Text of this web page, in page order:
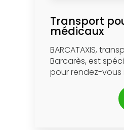
Transport
médicaux
BARCATAXIS,
Barcarès, est
pour rendez-vous